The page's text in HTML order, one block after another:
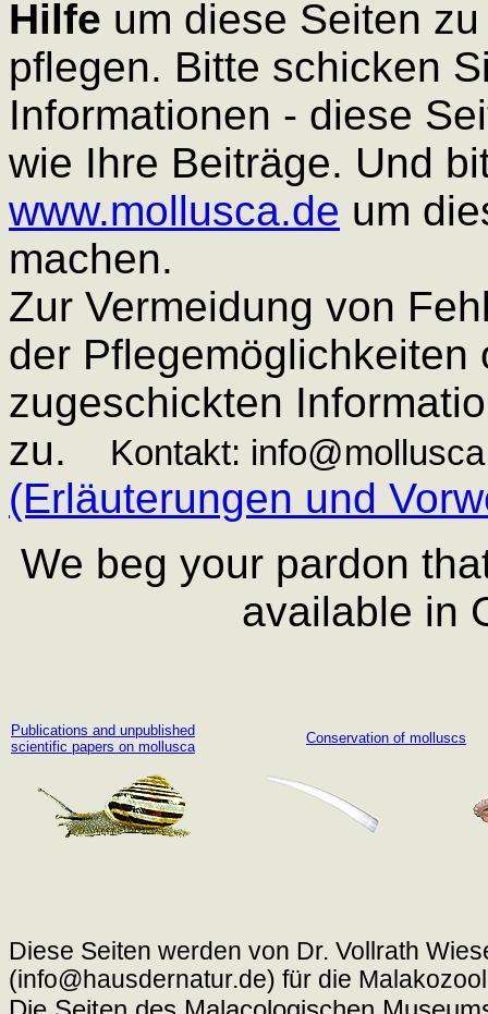
Hilfe um diese Seiten
pflegen. Bitte schicken
Informationen - diese
wie Ihre Beiträge. Und
www.mollusca.de um
machen.
Zur Vermeidung von
der Pflegemöglichkeiten
zugeschickten
zu.
Kontakt:
(Erläuterungen und
We beg your pardon
available in
Publications and unpublished
scientific papers on mollusca
Conservation of molluscs
Diese Seiten werden von Dr. Vollrath
(info@hausdernatur.de) für die